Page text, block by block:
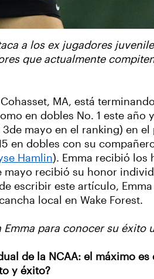
a los ex jugadores
que actualmente
MA, está
en dobles No. 1 este
mayo en el ranking) en
en dobles con su
Hamlin). Emma recibió los
recibió su honor
escribir este artículo,
local en Wake Forest.
para conocer su éxito
de la NCAA: el máximo es
y éxito?